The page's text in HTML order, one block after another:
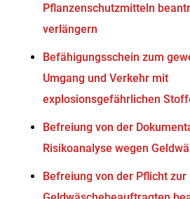
Pflanzenschutzmitteln
verlängern
Befähigungsschein zum
Umgang und Verkehr mit
explosionsgefährlichen
Befreiung von der
Risikoanalyse wegen
Befreiung von der Pflicht